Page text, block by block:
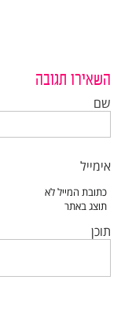
השאירו תגובה
שם
אימייל
תוכן